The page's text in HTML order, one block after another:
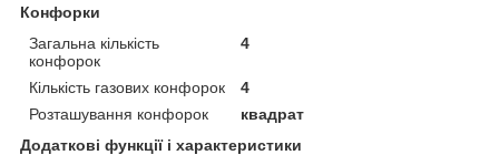
Конфорки
Загальна кількість
конфорок
4
Кількість газових конфорок
4
Розташування конфорок
квадрат
Додаткові функції і характеристики